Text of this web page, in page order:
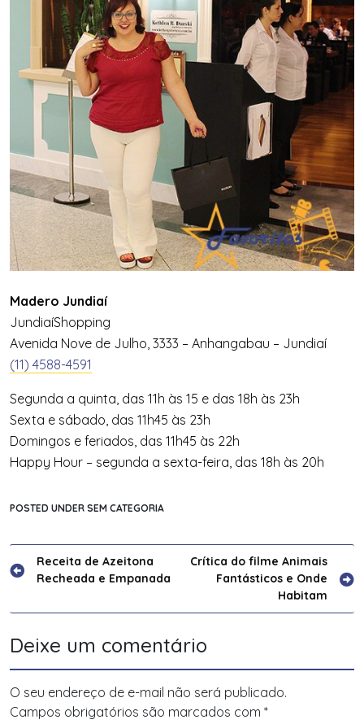
Madero Jundiaí
JundiaíShopping
Avenida Nove de Julho, 3333 – Anhangabau – Jundiaí
(11) 4588-4591
Segunda a quinta, das 11h às 15 e das 18h às 23h
Sexta e sábado, das 11h45 às 23h
Domingos e feriados, das 11h45 às 22h
Happy Hour – segunda a sexta-feira, das 18h às 20h
POSTED UNDER SEM CATEGORIA
Navegação
Post
Receita de Azeitona
Recheada e Empanada
Crítica do filme Animais
Fantásticos e Onde
Habitam
Deixe um comentário
O seu endereço de e-mail não será publicado.
Campos obrigatórios são marcados com *